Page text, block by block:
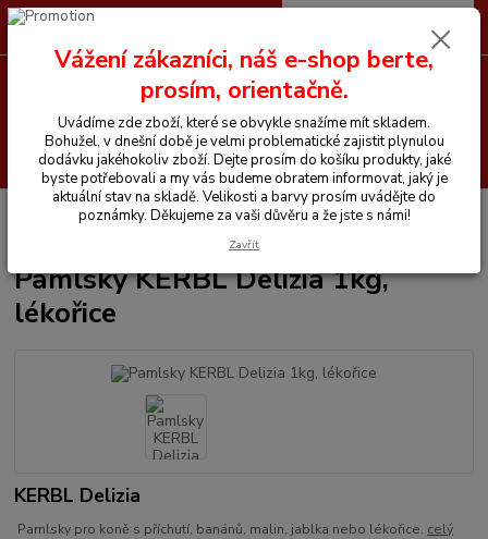
Hledat
+420 605 255 500 0 Kč
Vitamíny a krmiva pro koně Pamlsky a lizy
Pamlsky KERBL
Pamlsky KERBL Delizia 1kg,
lékořice
KERBL Delizia
Pamlsky pro koně s příchutí, banánů, malin, jablka nebo lékořice. celý
Vážení zákazníci, náš e-shop berte,
prosím, orientačně.
Uvádíme zde zboží, které se obvykle snažíme mít skladem.
Bohužel, v dnešní době je velmi problematické zajistit plynulou
dodávku jakéhokoliv zboží. Dejte prosím do košíku produkty, jaké
byste potřebovali a my vás budeme obratem informovat, jaký je
aktuální stav na skladě. Velikosti a barvy prosím uvádějte do
poznámky. Děkujeme za vaši důvěru a že jste s námi!
Zavřít